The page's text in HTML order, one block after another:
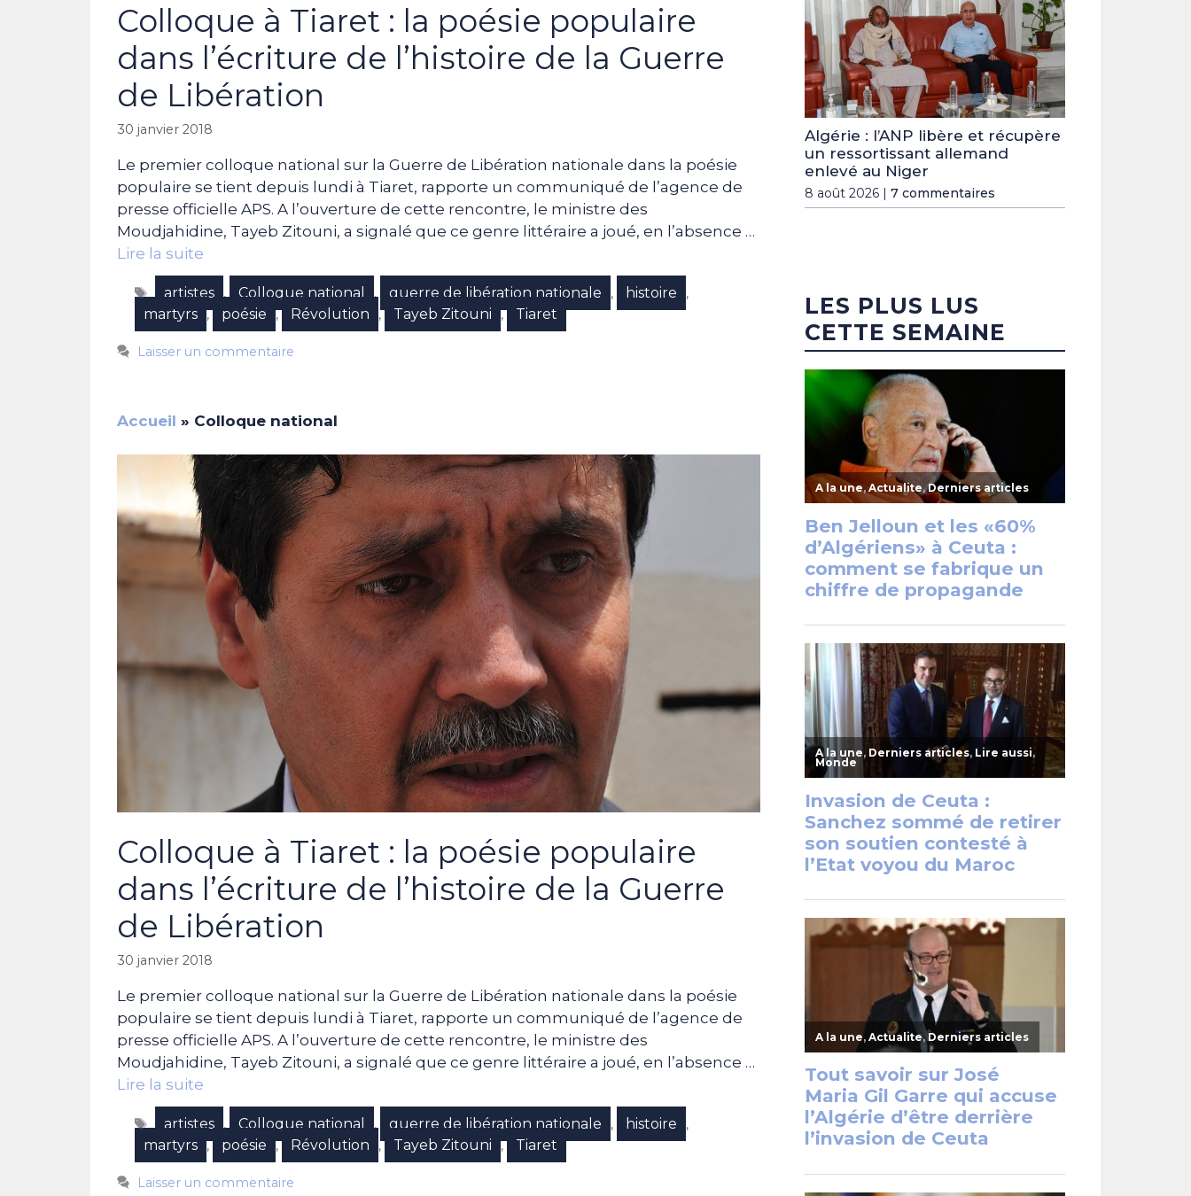
Colloque à Tiaret : la poésie populaire
dans l’écriture de l’histoire de la Guerre
de Libération
30 janvier 2018
Le premier colloque national sur la Guerre de Libération nationale dans la poésie
populaire se tient depuis lundi à Tiaret, rapporte un communiqué de l’agence de
presse officielle APS. A l’ouverture de cette rencontre, le ministre des
Moudjahidine, Tayeb Zitouni, a signalé que ce genre littéraire a joué, en l’absence …
Lire la suite
Étiquettes
artistes , Colloque national , guerre de libération nationale , histoire ,
martyrs , poésie , Révolution , Tayeb Zitouni , Tiaret
Laisser un commentaire
Accueil » Colloque national
Colloque à Tiaret : la poésie populaire
dans l’écriture de l’histoire de la Guerre
de Libération
30 janvier 2018
Le premier colloque national sur la Guerre de Libération nationale dans la poésie
populaire se tient depuis lundi à Tiaret, rapporte un communiqué de l’agence de
presse officielle APS. A l’ouverture de cette rencontre, le ministre des
Moudjahidine, Tayeb Zitouni, a signalé que ce genre littéraire a joué, en l’absence …
Lire la suite
Étiquettes
artistes , Colloque national , guerre de libération nationale , histoire ,
martyrs , poésie , Révolution , Tayeb Zitouni , Tiaret
Laisser un commentaire
Algérie : l’ANP libère et récupère
un ressortissant allemand
enlevé au Niger
8 août 2026 | 7 commentaires
LES PLUS LUS
CETTE SEMAINE